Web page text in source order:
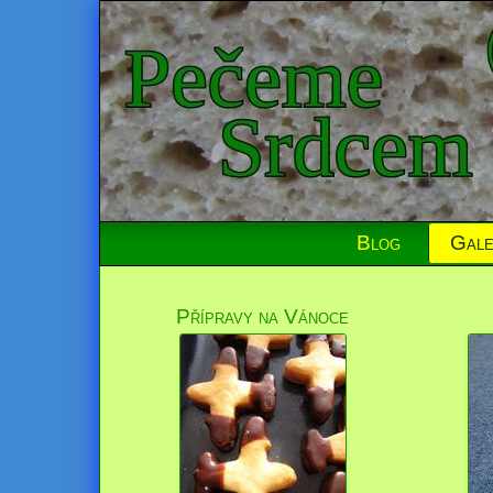
Blog
Přípravy na Vánoce